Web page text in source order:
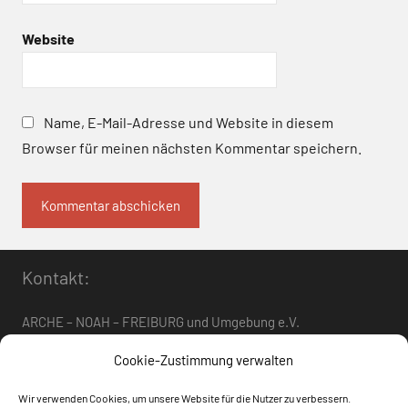
Cookie-Zustimmung verwalten
Wir verwenden Cookies, um unsere Website für die Nutzer zu verbessern.
Website
Name, E-Mail-Adresse und Website in diesem
Browser für meinen nächsten Kommentar speichern.
Kontakt:
ARCHE – NOAH – FREIBURG und Umgebung e.V.
arche-noah-freiburg[at]freenet.de